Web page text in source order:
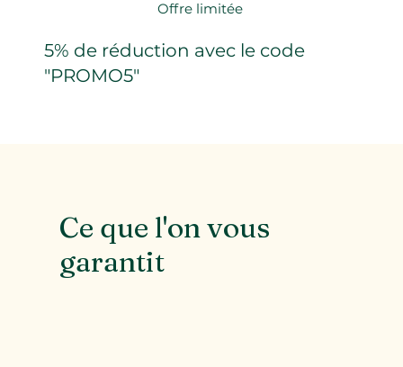
Offre limitée
5% de réduction avec le code
"PROMO5"
Ce que l'on vous
garantit